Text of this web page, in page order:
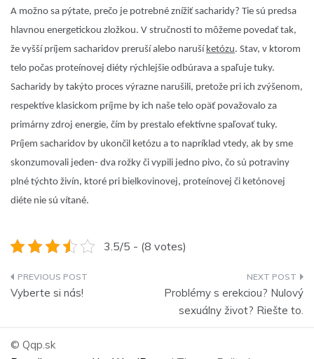
A možno sa pýtate, prečo je potrebné znížiť sacharidy? Tie sú predsa
hlavnou energetickou zložkou. V stručnosti to môžeme povedať tak,
že vyšší príjem sacharidov preruší alebo naruší ketózu. Stav, v ktorom
telo počas proteínovej diéty rýchlejšie odbúrava a spaľuje tuky.
Sacharidy by takýto proces výrazne narušili, pretože pri ich zvýšenom,
respektíve klasickom príjme by ich naše telo opäť považovalo za
primárny zdroj energie, čím by prestalo efektívne spaľovať tuky.
Príjem sacharidov by ukončil ketózu a to napríklad vtedy, ak by sme
skonzumovali jeden- dva rožky či vypili jedno pivo, čo sú potraviny
plné týchto živín, ktoré pri bielkovinovej, proteínovej či ketónovej
diéte nie sú vítané.
3.5/5 - (8 votes)
Navigace
příspěvek
Vyberte si nás!
Problémy s erekciou? Nulový
sexuálny život? Riešte to.
© Qqp.sk